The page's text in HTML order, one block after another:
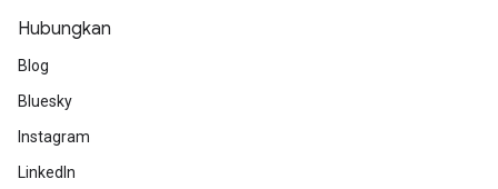
Hubungkan
Blog
Bluesky
Instagram
LinkedIn